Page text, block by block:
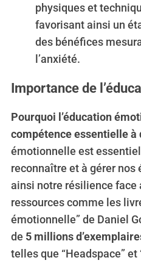
physiques et
favorisant ainsi un
des bénéfices
l’anxiété.
Importance de
Pourquoi l’éducation
compétence essentielle à
émotionnelle est
reconnaître et à gérer
ainsi notre résilience face
ressources comme les
émotionnelle” de Daniel
de 5 millions
telles que “Headspace”
h
f
r
: